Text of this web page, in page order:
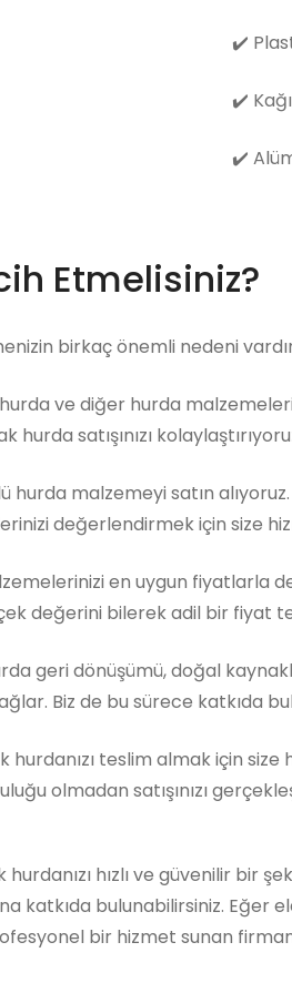
✔️
✔️
✔️
Etmelisiniz?
birkaç önemli nedeni
ve diğer hurda
satışınızı
hurda malzemeyi satın
değerlendirmek için size
en uygun fiyatlarla
değerini bilerek adil bir fiyat
geri dönüşümü, doğal
Biz de bu sürece katkıda
hurdanızı teslim almak için size
olmadan satışınızı
hızlı ve güvenilir bir
katkıda bulunabilirsiniz. Eğer
bir hizmet sunan